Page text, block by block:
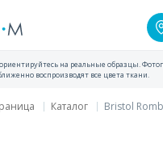
на реальные образцы.
воспроизводят все цвета ткани.
Каталог Bristol